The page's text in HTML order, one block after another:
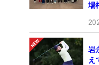
場
岩
え